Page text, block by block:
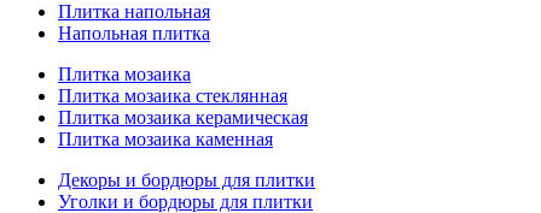
Плитка напольная
Напольная плитка
Плитка мозаика
Плитка мозаика стеклянная
Плитка мозаика керамическая
Плитка мозаика каменная
Декоры и бордюры для плитки
Уголки и бордюры для плитки